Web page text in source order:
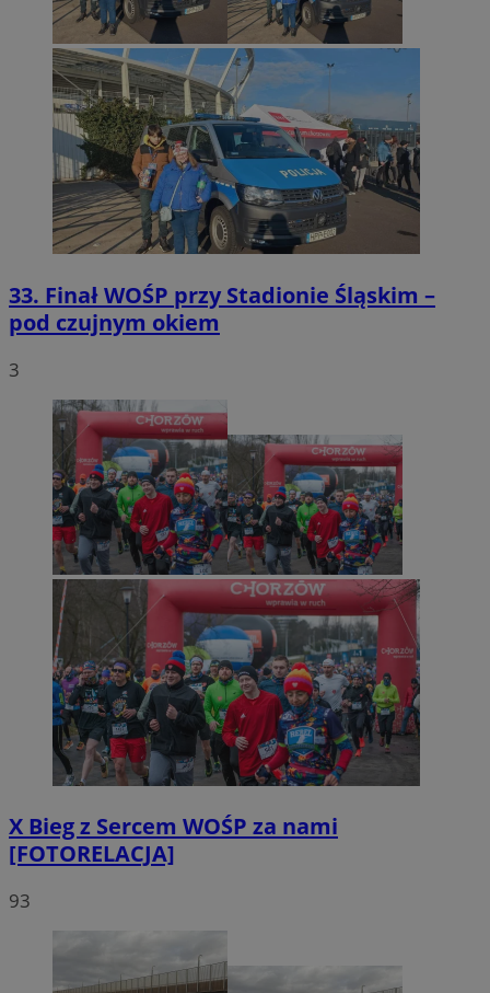
33. Finał WOŚP przy Stadionie Śląskim –
pod czujnym okiem
3
X Bieg z Sercem WOŚP za nami
[FOTORELACJA]
93